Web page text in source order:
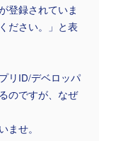
登録されていま
ださい。」と表
リID/デベロッパ
のですが、なぜ
ませ。